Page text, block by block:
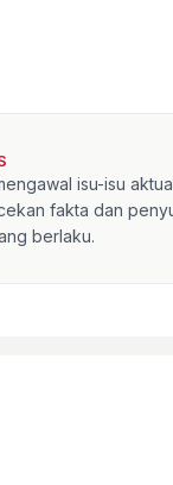
isu-isu
fakta dan
berlaku.